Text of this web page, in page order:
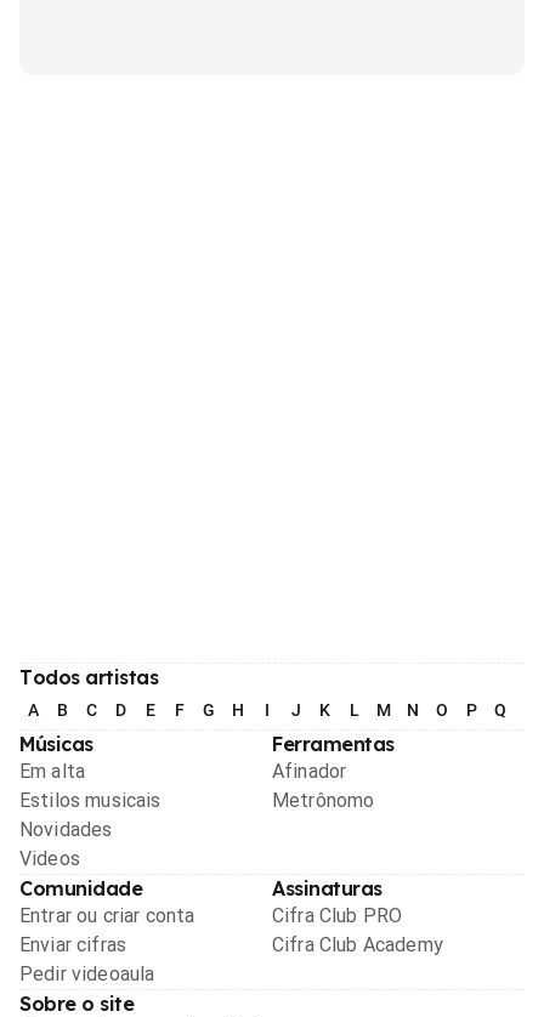
Todos artistas
A B C D E F G H I J K L M N O P Q
Músicas
Em alta
Estilos musicais
Novidades
Videos
Ferramentas
Afinador
Metrônomo
Comunidade
Entrar ou criar conta
Enviar cifras
Pedir videoaula
Assinaturas
Cifra Club PRO
Cifra Club Academy
Sobre o site